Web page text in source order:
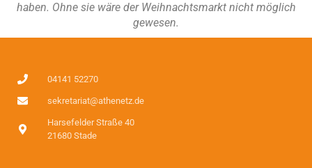
haben. Ohne sie wäre der Weihnachtsmarkt nicht möglich
gewesen.
04141 52270
sekretariat@athenetz.de
Harsefelder Straße 40
21680 Stade